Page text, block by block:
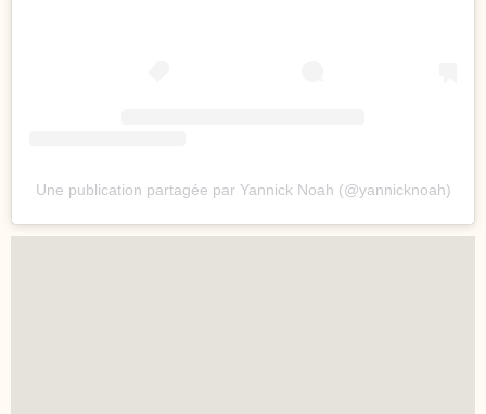
Une publication partagée par Yannick Noah (@yannicknoah)